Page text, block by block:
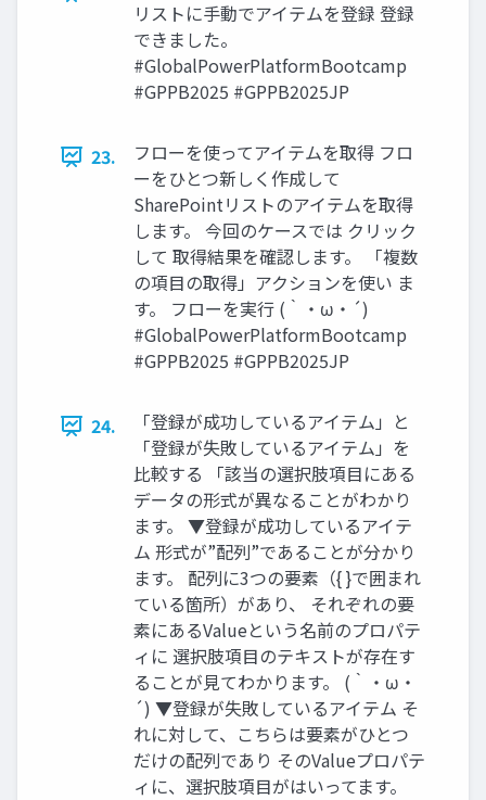
リストに手動でアイテムを登録 登録
できました。
#GlobalPowerPlatformBootcamp
#GPPB2025 #GPPB2025JP
23.
フローを使ってアイテムを取得 フロ
ーをひとつ新しく作成して
SharePointリストのアイテムを取得
します。 今回のケースでは クリック
して 取得結果を確認します。 「複数
の項目の取得」アクションを使い ま
す。 フローを実行 (｀・ω・´)
#GlobalPowerPlatformBootcamp
#GPPB2025 #GPPB2025JP
24.
「登録が成功しているアイテム」と
「登録が失敗しているアイテム」を
比較する 「該当の選択肢項目にある
データの形式が異なることがわかり
ます。 ▼登録が成功しているアイテ
ム 形式が”配列”であることが分かり
ます。 配列に3つの要素（{ }で囲まれ
ている箇所）があり、 それぞれの要
素にあるValueという名前のプロパテ
ィに 選択肢項目のテキストが存在す
ることが見てわかります。 (｀・ω・
´) ▼登録が失敗しているアイテム そ
れに対して、こちらは要素がひとつ
だけの配列であり そのValueプロパテ
ィに、選択肢項目がはいってます。